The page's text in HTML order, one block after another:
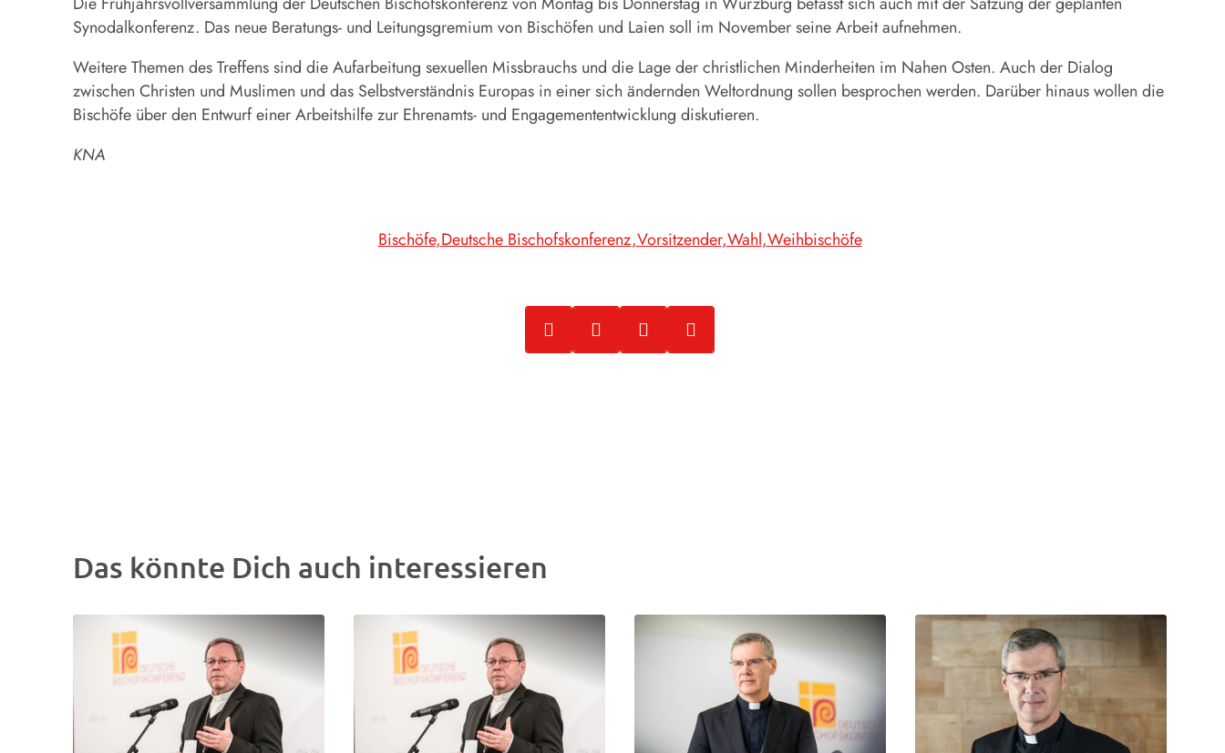
Synodalkonferenz. Das neue Beratungs- und Leitungsgremium von Bischöfen und Laien soll im November seine Arbeit aufnehmen.
Weitere Themen des Treffens sind die Aufarbeitung sexuellen Missbrauchs und die Lage der christlichen Minderheiten im Nahen Osten. Auch der Dialog
zwischen Christen und Muslimen und das Selbstverständnis Europas in einer sich ändernden Weltordnung sollen besprochen werden. Darüber hinaus wollen die
Bischöfe über den Entwurf einer Arbeitshilfe zur Ehrenamts- und Engagemententwicklung diskutieren.
KNA
Bischöfe Deutsche Bischofskonferenz Vorsitzender Wahl Weihbischöfe
Das könnte Dich auch interessieren